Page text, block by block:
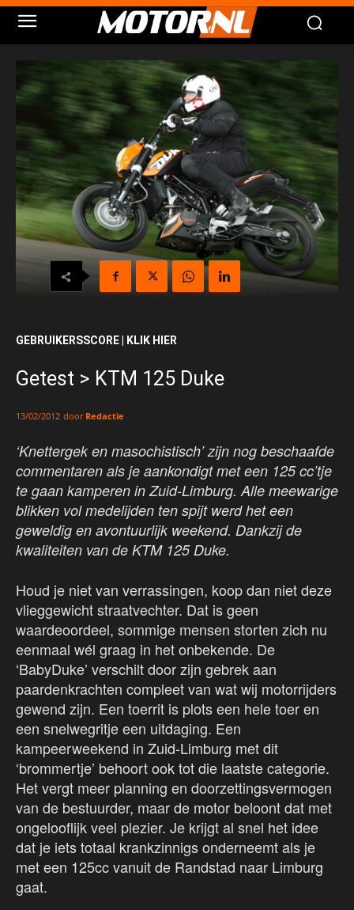
GEBRUIKERSSCORE | KLIK HIER
Getest > KTM 125 Duke
13/02/2012 door Redactie
‘Knettergek en masochistisch’ zijn nog beschaafde
commentaren als je aankondigt met een 125 cc’tje
te gaan kamperen in Zuid-Limburg. Alle meewarige
blikken vol medelijden ten spijt werd het een
geweldig en avontuurlijk weekend. Dankzij de
kwaliteiten van de KTM 125 Duke.
Houd je niet van verrassingen, koop dan niet deze
vlieggewicht straatvechter. Dat is geen
waardeoordeel, sommige mensen storten zich nu
eenmaal wél graag in het onbekende. De
‘BabyDuke’ verschilt door zijn gebrek aan
paardenkrachten compleet van wat wij motorrijders
gewend zijn. Een toerrit is plots een hele toer en
een snelwegritje een uitdaging. Een
kampeerweekend in Zuid-Limburg met dit
‘brommertje’ behoort ook tot die laatste categorie.
Het vergt meer planning en doorzettingsvermogen
van de bestuurder, maar de motor beloont dat met
ongelooflijk veel plezier. Je krijgt al snel het idee
dat je iets totaal krankzinnigs onderneemt als je
met een 125cc vanuit de Randstad naar Limburg
gaat.